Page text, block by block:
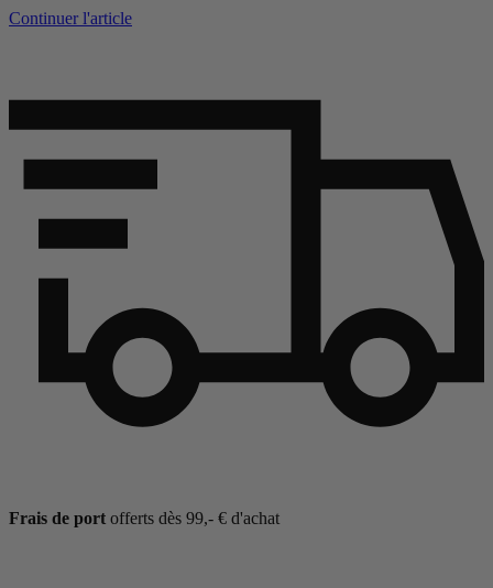
Continuer l'article
Frais de port offerts dès 99,- € d'achat